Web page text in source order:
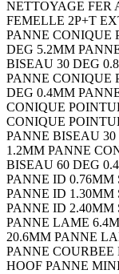
NETTOYAGE FER
FEMELLE 2P+T
PANNE CONIQUE
DEG 5.2MM
BISEAU 30 DEG
PANNE CONIQUE
DEG 0.4MM
CONIQUE
CONIQUE
PANNE BISEAU
1.2MM PANNE
BISEAU 60 DEG
PANNE ID 0.76MM
PANNE ID 1.30MM
PANNE ID 2.40MM
PANNE LAME
20.6MM PANNE
PANNE
HOOF PANNE